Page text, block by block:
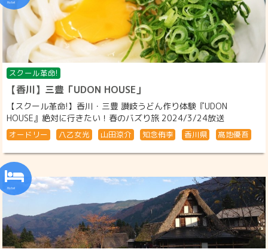
スクール革命!
【香川】三豊「UDON HOUSE」
【スクール革命!】香川・三豊 讃岐うどん作り体験『UDON
HOUSE』絶対に行きたい！春のバズり旅 2024/3/24放送
オードリー 八乙女光 山田涼介 知念侑李 香川県 髙地優吾